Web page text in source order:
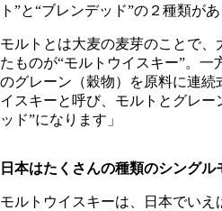
ト”と“ブレンデッド”の２種類があ
モルトとは大麦の麦芽のことで、
たものが“モルトウイスキー”。
のグレーン（穀物）を原料に連続
イスキーと呼び、モルトとグレー
ッド”になります」
日本はたくさんの種類のシングル
モルトウイスキーは、日本でい